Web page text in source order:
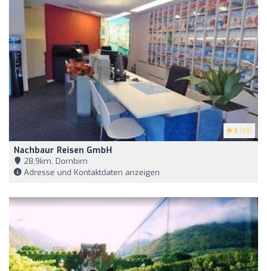
5 (39)
Nachbaur Reisen GmbH
28,9km, Dornbirn
Adresse und Kontaktdaten anzeigen